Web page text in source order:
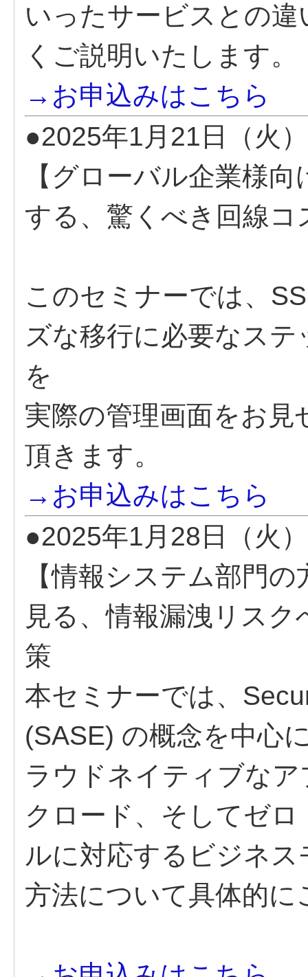
いったサービスとの
くご説明いたします。
→お申込みはこちら
●2025年1月21日（火
【グローバル企業様
する、驚くべき回線コ
このセミナーでは、
ズな移行に必要なス
を
実際の管理画面をお
頂きます。
→お申込みはこちら
●2025年1月28日（火
【情報システム部門
見る、情報漏洩リス
策
本セミナーでは、
(SASE) の概念を中心
ラウドネイティブな
クロード、そしてゼ
ルに対応するビジネ
方法について具体的